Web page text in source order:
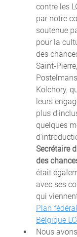
contre les
par notre
soutenue
pour la
des
Saint-
Kolchory,
leurs
plus
quelques
Secrétaire
des
était
avec ses
qui
Plan
Belgique
Nous